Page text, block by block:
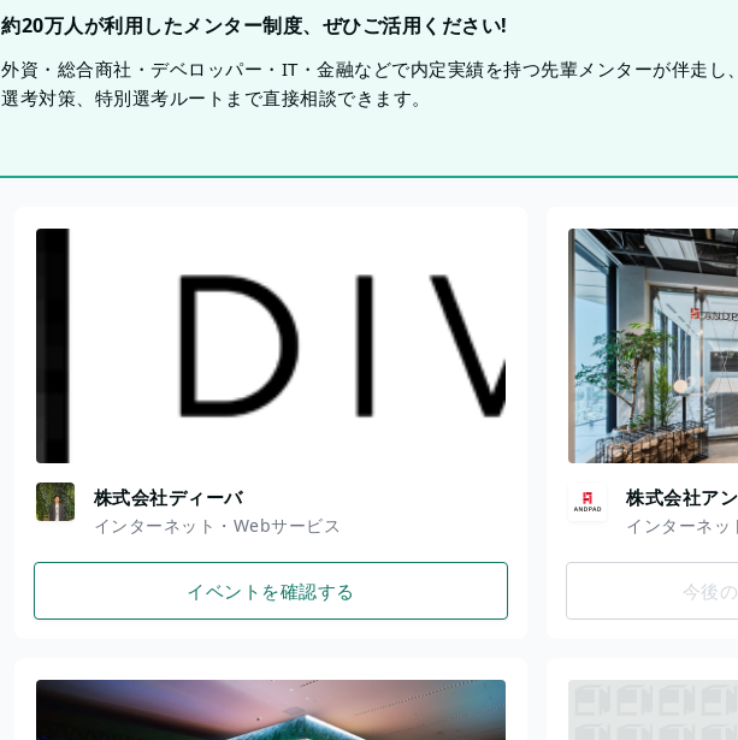
約20万人が利用したメンター制度、ぜひご活用ください!
外資・総合商社・デベロッパー・IT・金融などで内定実績を持つ先輩メンターが伴走し
選考対策、特別選考ルートまで直接相談できます。
株式会社ディーバ
インターネット・Webサービス
イベントを確認する
株式会社ア
インターネッ
今後